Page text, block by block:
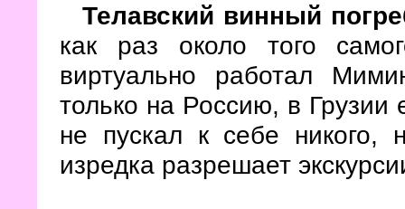
Телавский винный
как раз около того
виртуально работал
только на Россию, в
не пускал к себе
изредка разрешает